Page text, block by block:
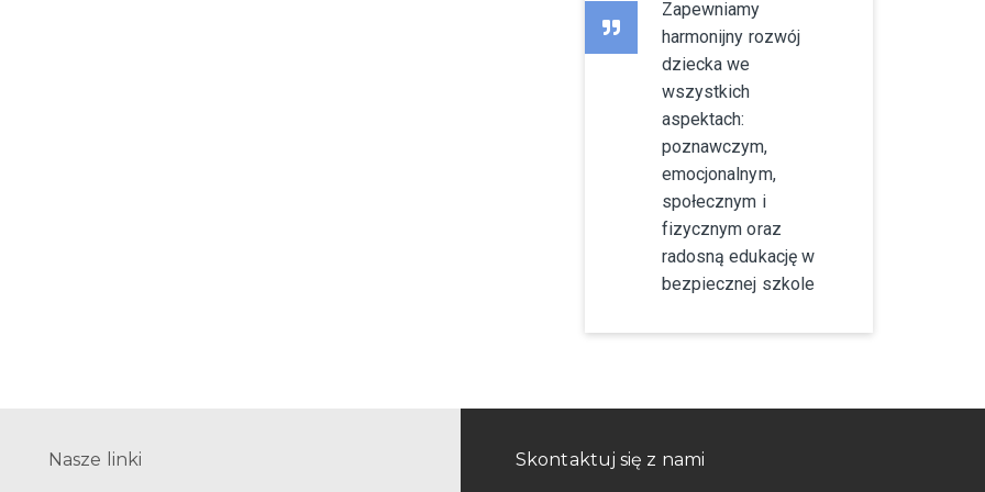
Zapewniamy
harmonijny rozwój
dziecka we
wszystkich
aspektach:
poznawczym,
emocjonalnym,
społecznym i
fizycznym oraz
radosną edukację w
bezpiecznej szkole
Nasze linki Skontaktuj się z nami